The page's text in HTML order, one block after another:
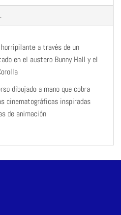
a través de un
en el austero Bunny Hall y el
dibujado a mano que cobra
cinematográficas inspiradas
de animación